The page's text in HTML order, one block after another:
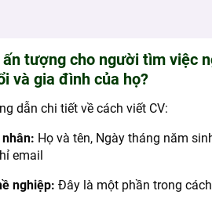
ấn tượng cho người tìm việc
và gia đình của họ?
dẫn chi tiết về cách viết CV:
Họ và tên, Ngày tháng năm
email
nghiệp: Đây là một phần trong